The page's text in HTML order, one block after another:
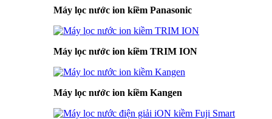
Máy lọc nước ion kiềm Panasonic
Máy lọc nước ion kiềm TRIM ION
Máy lọc nước ion kiềm Kangen